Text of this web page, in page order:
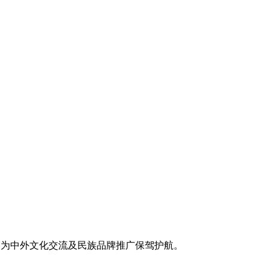
中外文化交流及民族品牌推广保驾护航。